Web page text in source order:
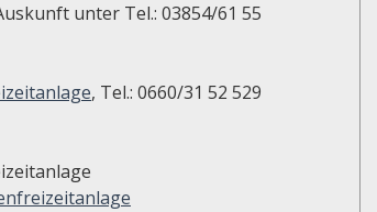
unter Tel.: 03854/61 55
, Tel.: 0660/31 52 529